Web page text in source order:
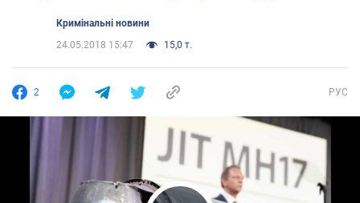
Кримінальні новини
24.05.2018 15:47
15,0 т.
2 РУС